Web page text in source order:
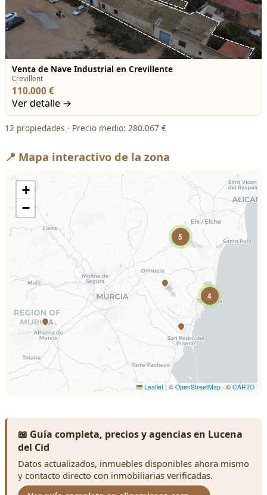
Venta de Nave Industrial en Crevillente
Crevillent
110.000 €
Ver detalle →
12 propiedades · Precio medio: 280.067 €
📍 Mapa interactivo de la zona
📖 Guía completa, precios y agencias en Lucena
del Cid
Datos actualizados, inmuebles disponibles ahora mismo
y contacto directo con inmobiliarias verificadas.